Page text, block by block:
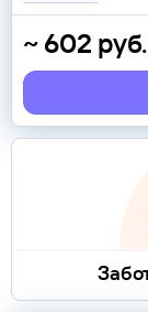
~ 602 руб.